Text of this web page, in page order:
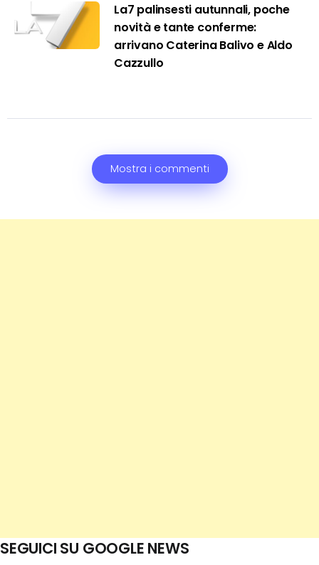
La7 palinsesti autunnali, poche
novità e tante conferme:
arrivano Caterina Balivo e Aldo
Cazzullo
Mostra i commenti
SEGUICI SU GOOGLE NEWS